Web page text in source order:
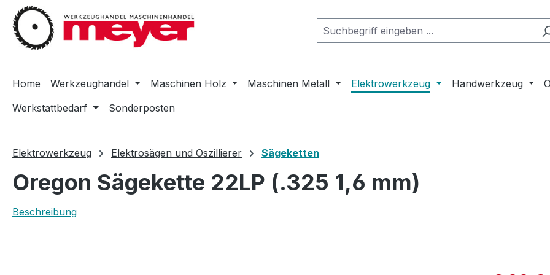
Hauptinhalt springen
Zur Suche springen
Zur Hauptnavigation springen
Home Werkzeughandel Maschinen Holz Maschinen Metall Elektrowerkzeug Handwerkzeug
Werkstattbedarf
Sonderposten
Elektrowerkzeug Elektrosägen und Oszillierer Sägeketten
Oregon Sägekette 22LP (.325 1,6 mm)
Beschreibung